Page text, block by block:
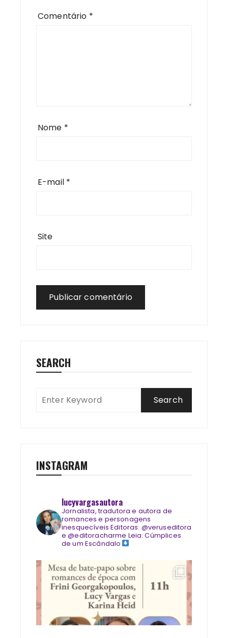
Comentário *
Nome *
E-mail *
Site
SEARCH
INSTAGRAM
lucyvargasautora
Jornalista, tradutora e autora de
romances e personagens
inesquecíveis Editoras: @veruseditora
e @editoracharme Leia: Cúmplices
de um Escândalo